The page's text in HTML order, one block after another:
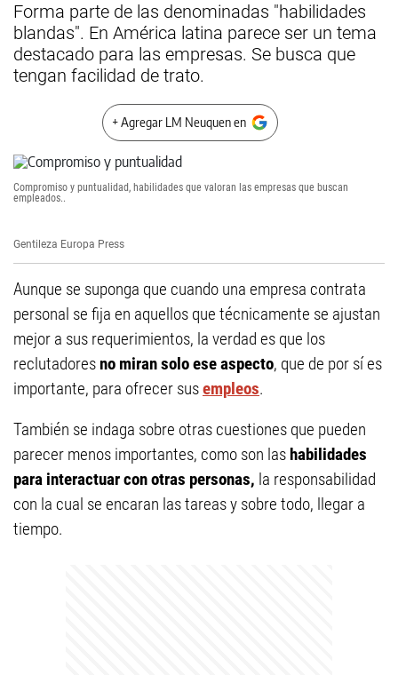
Forma parte de las denominadas "habilidades
blandas". En América latina parece ser un tema
destacado para las empresas. Se busca que
tengan facilidad de trato.
+ Agregar LM Neuquen en
Compromiso y puntualidad, habilidades que valoran las empresas que buscan
empleados..
Gentileza Europa Press
Aunque se suponga que cuando una empresa contrata
personal se fija en aquellos que técnicamente se ajustan
mejor a sus requerimientos, la verdad es que los
reclutadoresno miran solo ese aspecto, que de por sí es
importante, para ofrecer susempleos.
También se indaga sobre otras cuestiones que pueden
parecer menos importantes, como son lashabilidades
para interactuar con otras personas, la responsabilidad
con la cual se encaran las tareas y sobre todo, llegar a
tiempo.